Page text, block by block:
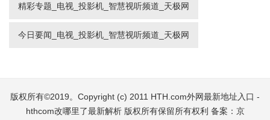
精彩专题_电视_投影机_智慧视听频道_天极网
今日要闻_电视_投影机_智慧视听频道_天极网
版权所有©2019。Copyright (c) 2011 HTH.com外网最新地址入口 -
hthcom改哪里了最新解析版权所有保留所有权利 备案： 京